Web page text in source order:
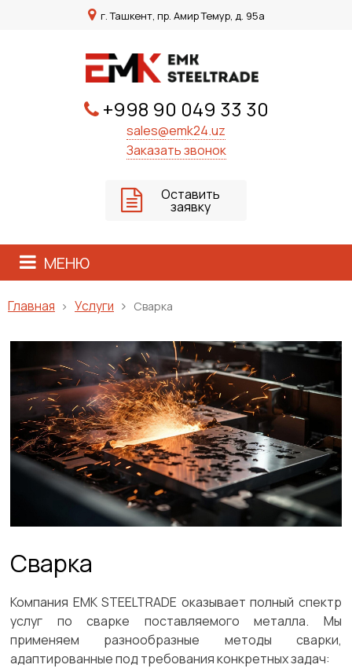
г. Ташкент, пр. Амир Темур, д. 95а
+998 90 049 33 30
sales@emk24.uz
Заказать звонок
Оставить
заявку
МЕНЮ
Главная Услуги Сварка
Сварка
Компания ЕМК STEELTRADE оказывает полный спектр
услуг по сварке поставляемого металла. Мы
применяем разнообразные методы сварки,
адаптированные под требования конкретных задач: